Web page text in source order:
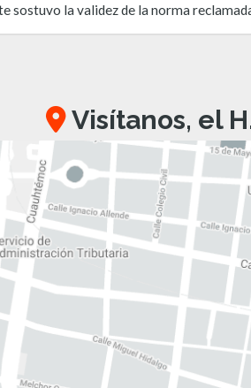
sostuvo la validez de la norma
Visítanos, el